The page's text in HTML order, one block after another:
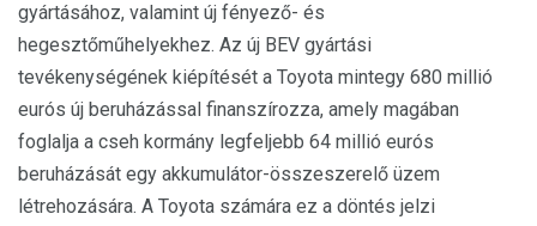
gyártásához, valamint új fényező- és
hegesztőműhelyekhez. Az új BEV gyártási
tevékenységének kiépítését a Toyota mintegy 680 millió
eurós új beruházással finanszírozza, amely magában
foglalja a cseh kormány legfeljebb 64 millió eurós
beruházását egy akkumulátor-összeszerelő üzem
létrehozására. A Toyota számára ez a döntés jelzi